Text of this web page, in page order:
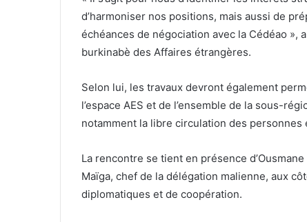
d’harmoniser nos positions, mais aussi de
échéances de négociation avec la Cédéao »,
burkinabè des Affaires étrangères.
Selon lui, les travaux devront également
l’espace AES et de l’ensemble de la sous-
notamment la libre circulation des personnes
La rencontre se tient en présence
Maïga, chef de la délégation malienne, aux
diplomatiques et de coopération.